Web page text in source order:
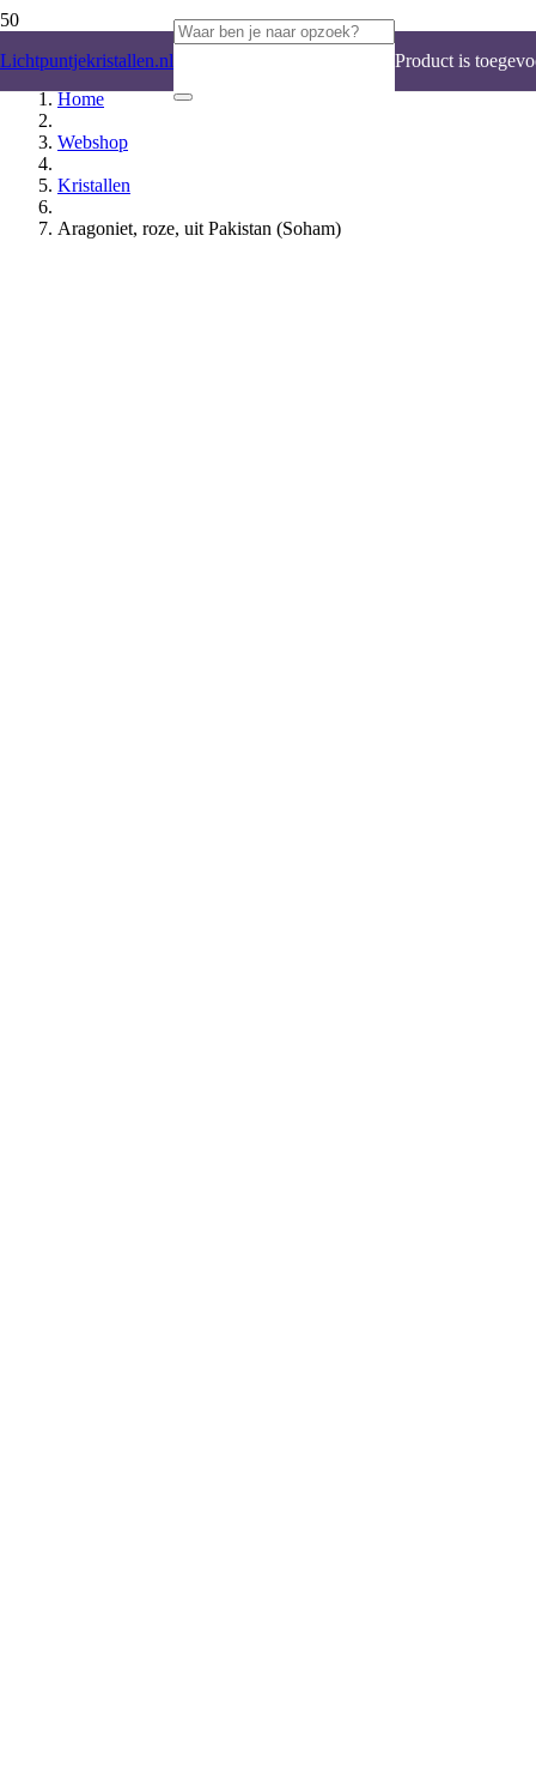
Lichtpuntjekristallen.nl Product is
Home
Webshop
Kristallen
Aragoniet, roze, uit Pakistan (Soham)